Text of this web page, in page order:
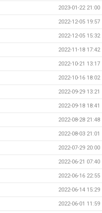
2023-01-22 21:00
2022-12-05 19:57
2022-12-05 15:32
2022-11-18 17:42
2022-10-21 13:17
2022-10-16 18:02
2022-09-29 13:21
2022-09-18 18:41
2022-08-28 21:48
2022-08-03 21:01
2022-07-29 20:00
2022-06-21 07:40
2022-06-16 22:55
2022-06-14 15:29
2022-06-01 11:59